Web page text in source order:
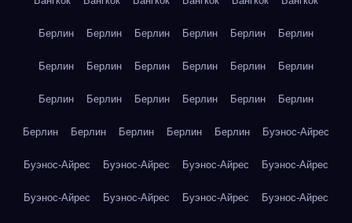
Берлин Берлин Берлин Берлин Берлин Берлин
Берлин Берлин Берлин Берлин Берлин Берлин
Берлин Берлин Берлин Берлин Берлин Берлин
Берлин Берлин Берлин Берлин Берлин Буэнос-Айрес
Буэнос-Айрес Буэнос-Айрес Буэнос-Айрес Буэнос-Айрес
Буэнос-Айрес Буэнос-Айрес Буэнос-Айрес Буэнос-Айрес